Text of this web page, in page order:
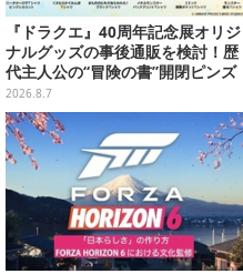
『ドラクエ』40周年記念展オリジ
ナルグッズの事後通販を検討！歴
代主人公の“冒険の書”開閉ピンズ
をはじめ、ユニークなＴシャツや
雑貨など
2026.8.7